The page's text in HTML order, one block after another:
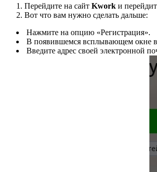
Перейдите на сайт Kwork и
Вот что вам нужно сделать дальше:
Нажмите на опцию «Регистрация».
В появившемся всплывающем окне
Введите адрес своей электронной